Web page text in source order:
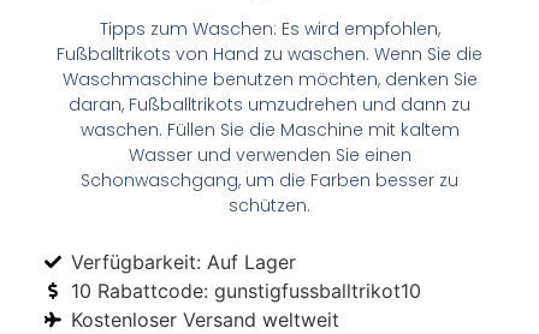
Tipps zum Waschen: Es wird empfohlen,
Fußballtrikots von Hand zu waschen. Wenn Sie die
Waschmaschine benutzen möchten, denken Sie
daran, Fußballtrikots umzudrehen und dann zu
waschen. Füllen Sie die Maschine mit kaltem
Wasser und verwenden Sie einen
Schonwaschgang, um die Farben besser zu
schützen.
Verfügbarkeit: Auf Lager
10 Rabattcode: gunstigfussballtrikot10
Kostenloser Versand weltweit